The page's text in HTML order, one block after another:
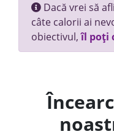
Dacă vrei să
câte calorii ai
obiectivul,îl poți